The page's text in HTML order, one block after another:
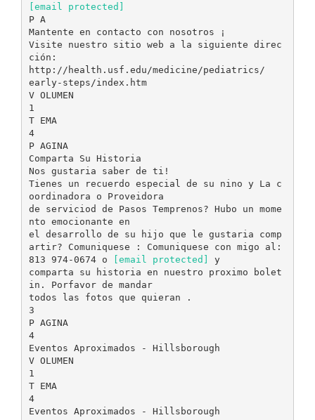
[email protected]
P A
Mantente en contacto con nosotros ¡
Visite nuestro sitio web a la siguiente direc
ción:
http://health.usf.edu/medicine/pediatrics/
early-steps/index.htm
V OLUMEN
1
T EMA
4
P AGINA
Comparta Su Historia
Nos gustaria saber de ti!
Tienes un recuerdo especial de su nino y La c
oordinadora o Proveidora
de serviciod de Pasos Temprenos? Hubo un mome
nto emocionante en
el desarrollo de su hijo que le gustaria comp
artir? Comuniquese : Comuniquese con migo al:
813 974-0674 o
[email protected]
y
comparta su historia en nuestro proximo bolet
in. Porfavor de mandar
todos las fotos que quieran .
3
P AGINA
4
Eventos Aproximados - Hillsborough
V OLUMEN
1
T EMA
4
Eventos Aproximados - Hillsborough